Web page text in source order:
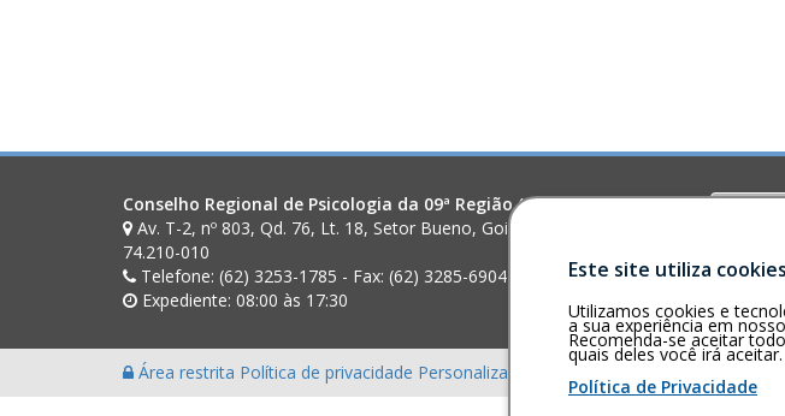
Conselho Regional de Psicologia da 09ª Região (GO)
Av. T-2, nº 803, Qd. 76, Lt. 18, Setor Bueno, Goiânia-GO – CEP
74.210-010
Telefone: (62) 3253-1785 - Fax: (62) 3285-6904
Expediente: 08:00 às 17:30
Buscar
Área restrita Política de privacidade Personalização de cookies
Este site utiliza cookies
Utilizamos cookies e
a sua experiência em
Recomenda-se aceitar
quais deles você irá aceitar.
Política de Privacidade